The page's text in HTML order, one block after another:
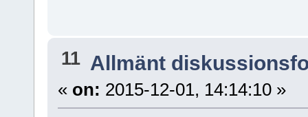
11 Allmänt
« on: 2015-12-01, 14:14:10 »